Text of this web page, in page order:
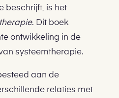
beschrijft, is het
. Dit boek
ontwikkeling in de
systeemtherapie.
aan de
relaties met